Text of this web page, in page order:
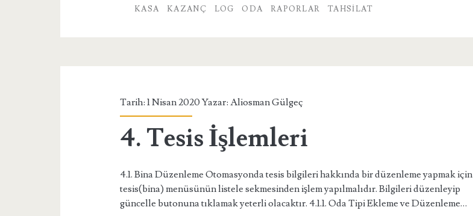
KASA
KAZANÇ LOG ODA RAPORLAR TAHSILAT
Tarih: 1 Nisan 2020 Yazar:Aliosman Gülgeç
4. Tesis İşlemleri
4.1. Bina Düzenleme Otomasyonda tesis bilgileri hakkında bir düzenleme yapmak için
tesis(bina) menüsünün listele sekmesinden işlem yapılmalıdır. Bilgileri düzenleyip
güncelle butonuna tıklamak yeterli olacaktır. 4.1.1. Oda Tipi Ekleme ve Düzenleme…